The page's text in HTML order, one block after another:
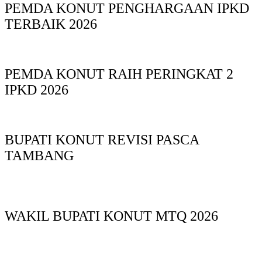
PEMDA KONUT PENGHARGAAN IPKD
TERBAIK 2026
PEMDA KONUT RAIH PERINGKAT 2
IPKD 2026
BUPATI KONUT REVISI PASCA
TAMBANG
WAKIL BUPATI KONUT MTQ 2026